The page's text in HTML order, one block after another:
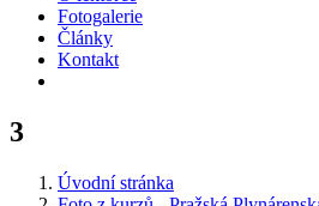
Fotogalerie
Články
Kontakt
3
Úvodní stránka